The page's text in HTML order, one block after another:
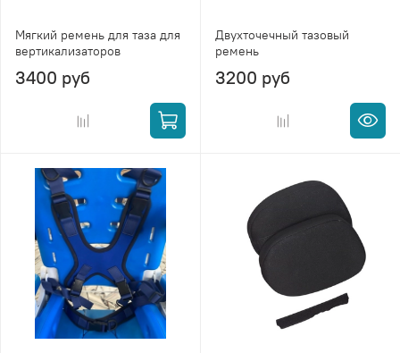
Мягкий ремень для таза для
вертикализаторов
3400 руб
Двухточечный тазовый
ремень
3200 руб